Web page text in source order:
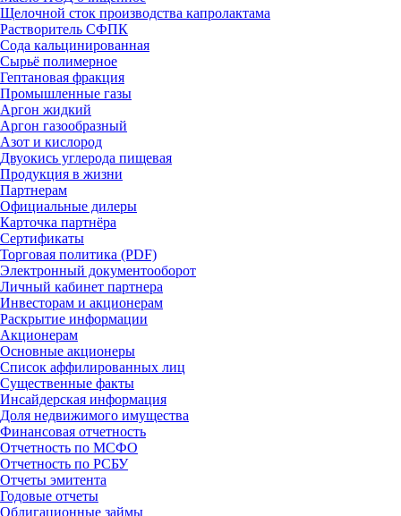
Щелочной сток производства капролактама
Растворитель СФПК
Сода кальцинированная
Сырьё полимерное
Гептановая фракция
Промышленные газы
Аргон жидкий
Аргон газообразный
Азот и кислород
Двуокись углерода пищевая
Продукция в жизни
Партнерам
Официальные дилеры
Карточка партнёра
Сертификаты
Торговая политика (PDF)
Электронный документооборот
Личный кабинет партнера
Инвесторам и акционерам
Раскрытие информации
Акционерам
Основные акционеры
Список аффилированных лиц
Существенные факты
Инсайдерская информация
Доля недвижимого имущества
Финансовая отчетность
Отчетность по МСФО
Отчетность по РСБУ
Отчеты эмитента
Годовые отчеты
Облигационные займы